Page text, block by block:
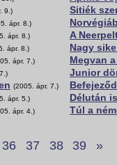
9.)
ápr. 8.)
ápr. 8.)
ápr. 8.)
ápr. 7.)
(2005. ápr. 7.)
ápr. 5.)
ápr. 4.)
Sitiék
A
Nagy
Megvan
Junior
Délután
Túl a
36 37 38 39
»